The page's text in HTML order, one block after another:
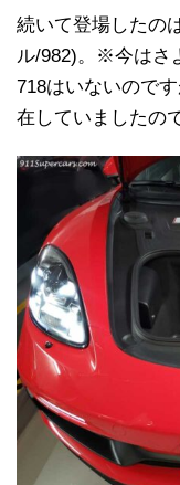
続いて登場したの
ル/982)。※今はさ
718はいないので
在していましたので